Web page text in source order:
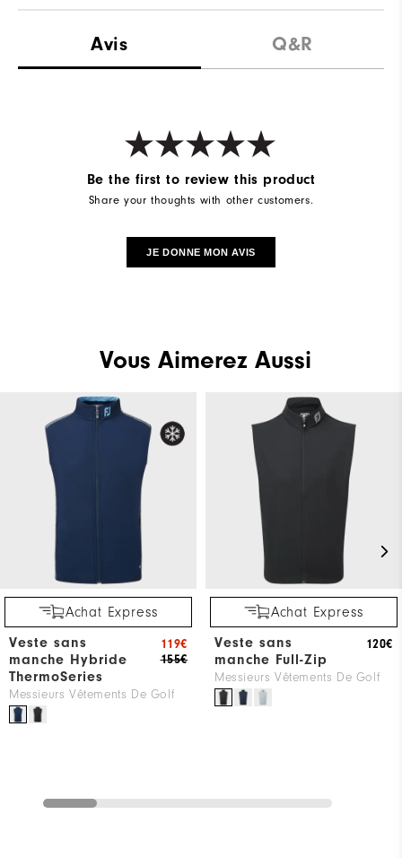
Avis Q&R
Be the first to review this product
Share your thoughts with other customers.
JE DONNE MON AVIS
Vous Aimerez Aussi
Achat Express
Veste sans
manche Hybride
ThermoSeries
Messieurs Vêtements De Golf
155€
119€
Achat Express
Veste sans
manche Full-Zip
Messieurs Vêtements De Golf
120€